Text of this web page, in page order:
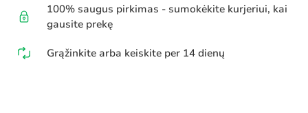
100% saugus pirkimas - sumokėkite kurjeriui, kai
gausite prekę
Grąžinkite arba keiskite per 14 dienų